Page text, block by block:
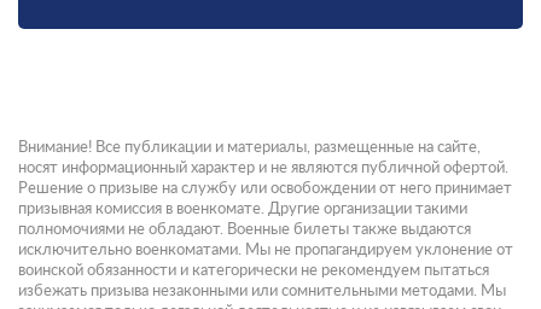
Внимание! Все публикации и материалы, размещенные на сайте,
носят информационный характер и не являются публичной офертой.
Решение о призыве на службу или освобождении от него принимает
призывная комиссия в военкомате. Другие организации такими
полномочиями не обладают. Военные билеты также выдаются
исключительно военкоматами. Мы не пропагандируем уклонение от
воинской обязанности и категорически не рекомендуем пытаться
избежать призыва незаконными или сомнительными методами. Мы